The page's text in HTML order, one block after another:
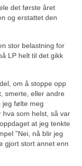
det første året
og erstattet den
stor belastning for
LP helt til det gikk
om å stoppe opp
smerte, eller andre
jeg følte meg
hva som helst, så var
at jeg tenkte
”Nei, nå blir jeg
gjort stort annet enn